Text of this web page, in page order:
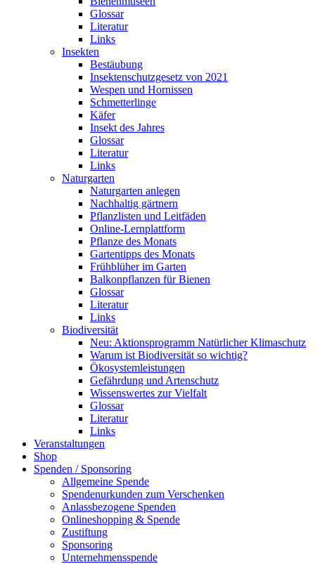
Glossar
Literatur
Links
Insekten
Bestäubung
Insektenschutzgesetz von 2021
Wespen und Hornissen
Schmetterlinge
Käfer
Insekt des Jahres
Glossar
Literatur
Links
Naturgarten
Naturgarten anlegen
Nachhaltig gärtnern
Pflanzlisten und Leitfäden
Online-Lernplattform
Pflanze des Monats
Gartentipps des Monats
Frühblüher im Garten
Balkonpflanzen für Bienen
Glossar
Literatur
Links
Biodiversität
Neu: Aktionsprogramm Natürlicher Klimaschutz
Warum ist Biodiversität so wichtig?
Ökosystemleistungen
Gefährdung und Artenschutz
Wissenswertes zur Vielfalt
Glossar
Literatur
Links
Veranstaltungen
Shop
Spenden / Sponsoring
Allgemeine Spende
Spendenurkunden zum Verschenken
Anlassbezogene Spenden
Onlineshopping & Spende
Zustiftung
Sponsoring
Unternehmensspende